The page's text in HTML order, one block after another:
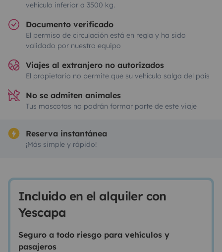
vehículo inferior a 3500 kg.
Documento verificado
El permiso de circulación está en regla y ha sido
validado por nuestro equipo
Viajes al extranjero no autorizados
El propietario no permite que su vehículo salga del país
No se admiten animales
Tus mascotas no podrán formar parte de este viaje
Reserva instantánea
¡Más simple y rápido!
Incluido en el alquiler con
Yescapa
Seguro a todo riesgo para vehículos y
pasajeros